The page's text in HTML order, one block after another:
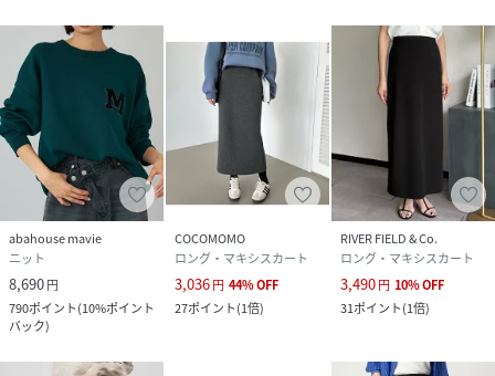
abahouse mavie
ニット
8,690円
790ポイント(10%ポイント
バック)
COCOMOMO
ロング・マキシスカート
3,036円 44%OFF
27ポイント(1倍)
RIVER FIELD & Co.
ロング・マキシスカート
3,490円 10%OFF
31ポイント(1倍)